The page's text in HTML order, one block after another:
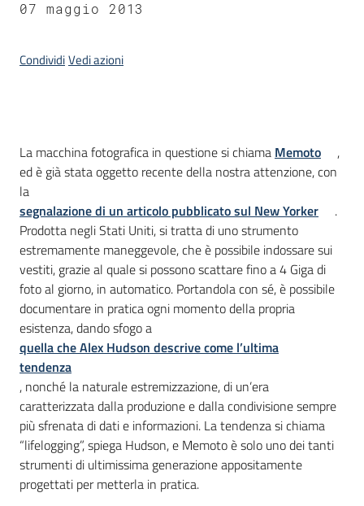
Seguici
07 maggio 2013
CondividiVedi azioni
Introduzione
La macchina fotografica in questione si chiama Memoto
,
ed è già stataoggetto recente della nostra attenzione, con
la
segnalazione di un articolo pubblicato sul New Yorker
.
Prodotta negli Stati Uniti, si tratta di uno strumento
estremamente maneggevole, che è possibile indossare sui
vestiti, grazie al quale si possono scattare fino a 4 Giga di
foto al giorno, in automatico. Portandola con sé, è possibile
documentare in pratica ogni momento della propria
esistenza, dando sfogo a
quella che Alex Hudson descrive come l’ultima
tendenza
, nonché la naturale estremizzazione, di un’era
caratterizzata dalla produzione e dalla condivisione sempre
più sfrenata di dati e informazioni. La tendenza si chiama
“lifelogging”, spiega Hudson, e Memoto è solo uno dei tanti
strumenti di ultimissima generazione appositamente
progettati per metterla in pratica.